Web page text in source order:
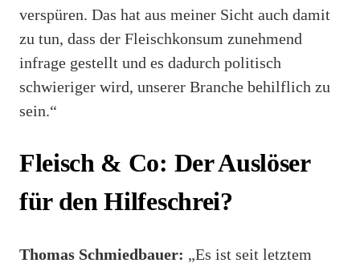
verspüren. Das hat aus meiner Sicht auch damit
zu tun, dass der Fleischkonsum zunehmend
infrage gestellt und es dadurch politisch
schwieriger wird, unserer Branche behilflich zu
sein.“
Fleisch & Co: Der Auslöser
für den Hilfeschrei?
Thomas Schmiedbauer: „Es ist seit letztem